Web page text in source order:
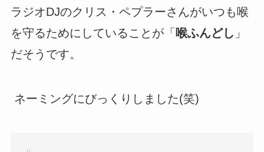
ラジオDJのクリス・ペプラーさんがいつも喉
を守るためにしていることが「喉ふんどし 」
だそうです。
ネーミングにびっくりしました(笑)